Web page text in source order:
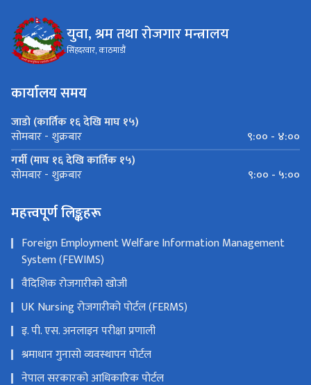
युवा, श्रम तथा रोजगार मन्त्रालय
सिंहदरवार, काठमाडौं
कार्यालय समय
जाडो (कार्तिक १६ देखि माघ १५)
सोमबार - शुक्रबार
९:०० - ४:००
गर्मी (माघ १६ देखि कार्तिक १५)
सोमबार - शुक्रबार ९:०० - ५:००
महत्त्वपूर्ण लिङ्कहरू
Foreign Employment Welfare Information Management
System (FEWIMS)
वैदिशिक रोजगारीको खोजी
UK Nursing रोजगारीको पोर्टल (FERMS)
इ. पी. एस. अनलाइन परीक्षा प्रणाली
श्रमाधान गुनासो व्यवस्थापन पोर्टल
नेपाल सरकारको आधिकारिक पोर्टल